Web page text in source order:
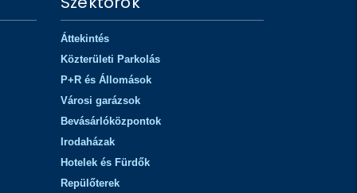
Áttekintés
Közterületi Parkolás
P+R és Állomások
Városi garázsok
Bevásárlóközpontok
Irodaházak
Hotelek és Fürdők
Repülőterek